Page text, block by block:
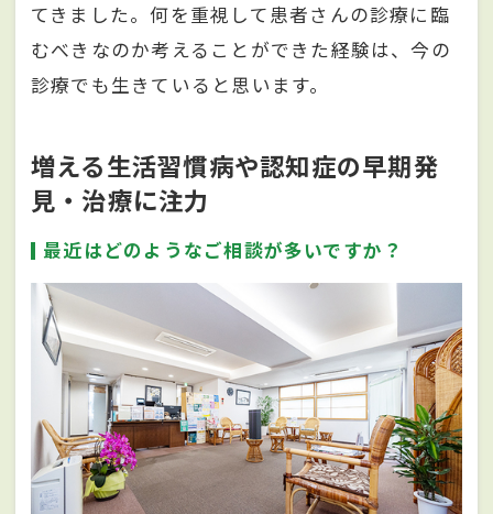
てきました。何を重視して患者さんの診療に臨
むべきなのか考えることができた経験は、今の
診療でも生きていると思います。
増える生活習慣病や認知症の早期発
見・治療に注力
最近はどのようなご相談が多いですか？